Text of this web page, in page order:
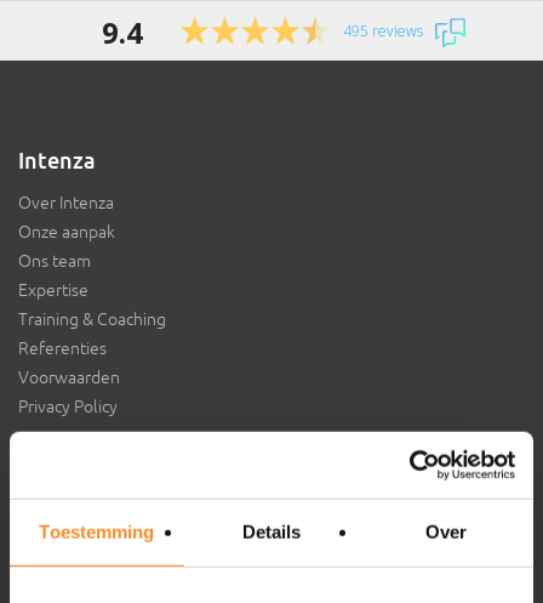
Toestemming Details Over
9.4 495 reviews
Intenza
Over Intenza
Onze aanpak
Ons team
Expertise
Training & Coaching
Referenties
Voorwaarden
Privacy Policy
Inspiratie